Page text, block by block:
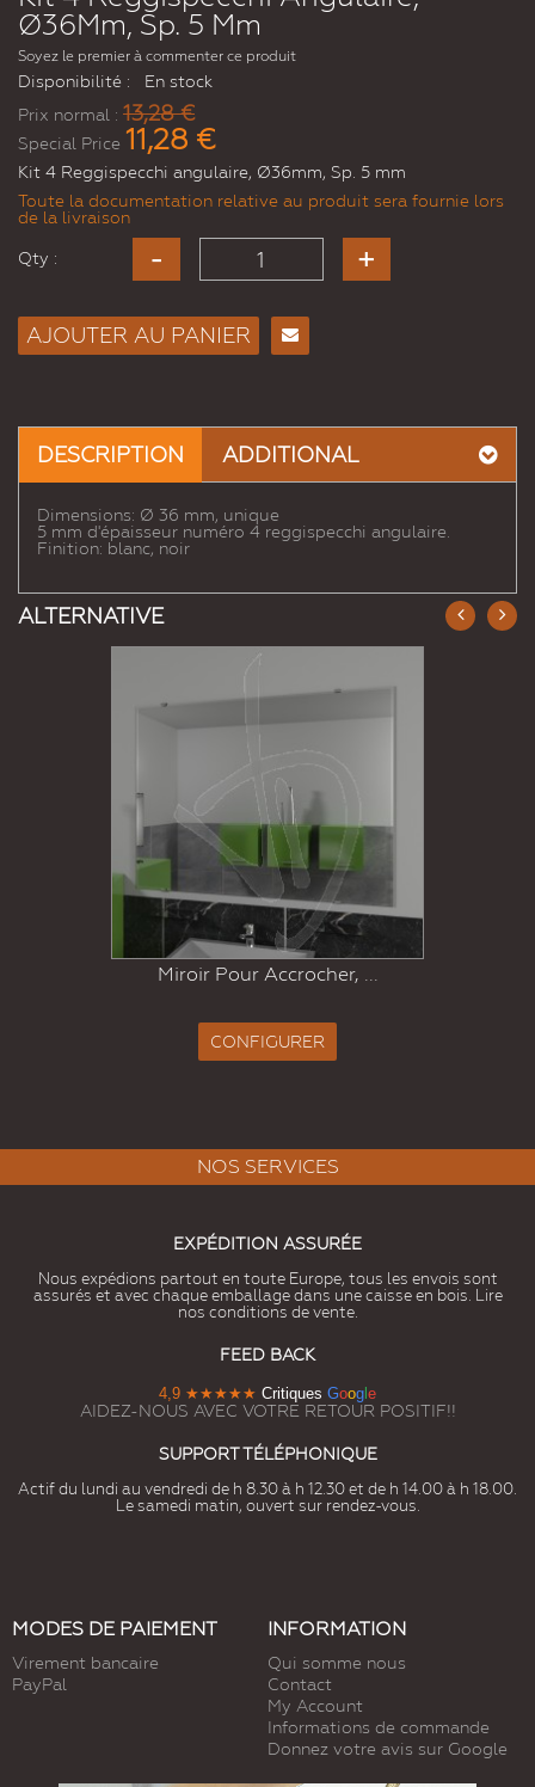
Ø36Mm, Sp. 5 Mm
Soyez le premier à commenter ce produit
Disponibilité :
En stock
Prix normal : 13,28 €
Special Price 11,28 €
Kit 4 Reggispecchi angulaire, Ø36mm, Sp. 5 mm
Toute la documentation relative au produit sera fournie lors
de la livraison
Qty :
AJOUTER AU PANIER
DESCRIPTION ADDITIONAL
Dimensions: Ø 36 mm, unique
5 mm d'épaisseur numéro 4 reggispecchi angulaire.
Finition: blanc, noir
ALTERNATIVE
Miroir Pour Accrocher, ...
CONFIGURER
NOS SERVICES
EXPÉDITION ASSURÉE
Nous expédions partout en toute Europe, tous les envois sont
assurés et avec chaque emballage dans une caisse en bois. Lire
nos conditions de vente.
FEED BACK
4,9 ★★★★★ Critiques Goog e
AIDEZ-NOUS AVEC VOTRE RETOUR POSITIF!!
SUPPORT TÉLÉPHONIQUE
Actif du lundi au vendredi de h 8.30 à h 12.30 et de h 14.00 à h 18.00.
Le samedi matin, ouvert sur rendez-vous.
MODES DE PAIEMENT
Virement bancaire
PayPal
INFORMATION
Qui somme nous
Contact
My Account
Informations de commande
Donnez votre avis sur Google